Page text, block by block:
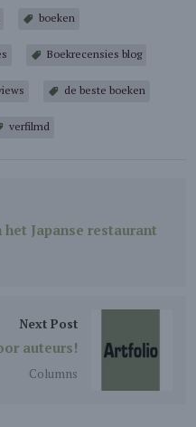
boeken
Boekrecensies blog
de beste boeken
verfilmd
het Japanse restaurant
Next Post
auteurs!
Columns